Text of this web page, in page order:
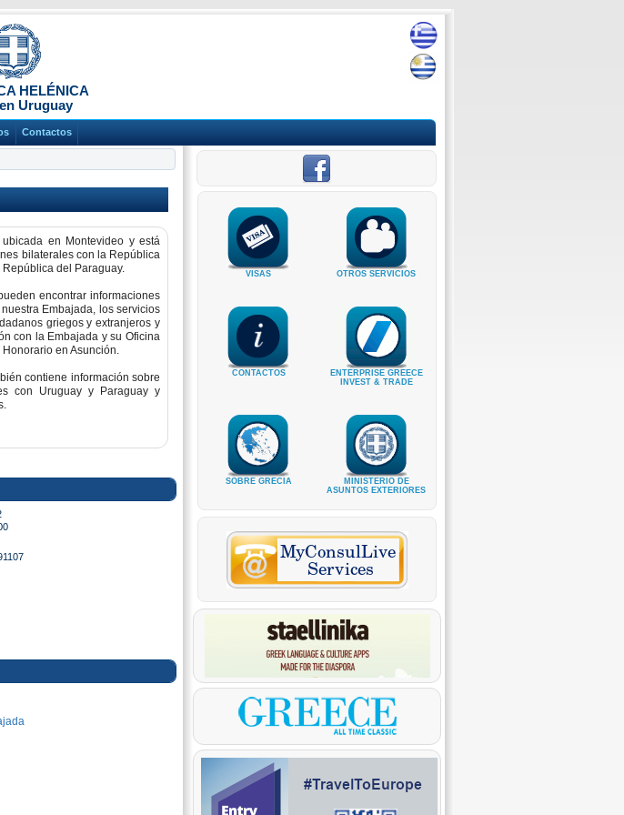
HELÉNICA
Uruguay
Contactos
en Montevideo y está
bilaterales con la República
del Paraguay.
encontrar informaciones
Embajada, los servicios
griegos y extranjeros y
con la Embajada y su Oficina
en Asunción.
contiene información sobre
con Uruguay y Paraguay y
VISAS OTROS SERVICIOS
CONTACTOS
ENTERPRISE GREECE
INVEST & TRADE
SOBRE GRECIA
MINISTERIO DE
ASUNTOS EXTERIORES